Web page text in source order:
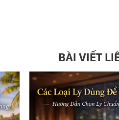
BÀI VIẾT